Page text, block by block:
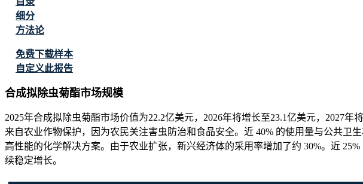
细分
方法论
免费下载样本
自定义此报告
合成拟除虫菊酯市场规模
2025年合成拟除虫菊酯市场价值为22.2亿美元，2026年将增长至23.1亿美元，2027
来自农业作物保护，因为农民关注害虫防治和食品安全。近 40% 的使用量与公共卫
高性能的化学解决方案。由于农业扩张，新兴经济体的采用率增加了约 30%。近
续稳定增长。